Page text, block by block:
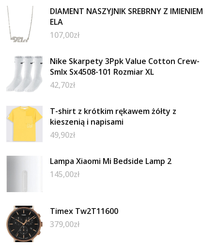
DIAMENT NASZYJNIK SREBRNY Z IMIENIEM
ELA
107,00zł
Nike Skarpety 3Ppk Value Cotton Crew-
Smlx Sx4508-101 Rozmiar XL
42,70zł
T-shirt z krótkim rękawem żółty z
kieszenią i napisami
49,90zł
Lampa Xiaomi Mi Bedside Lamp 2
145,00zł
Timex Tw2T11600
379,00zł